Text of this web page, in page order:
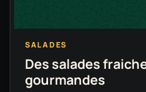
SALADES
Des salades
gourmandes